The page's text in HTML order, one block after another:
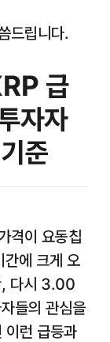
드립니다.
급
자자
준
격이 요동칩
에 크게 오
, 다시 3.00
들의 관심을
이런 급등과